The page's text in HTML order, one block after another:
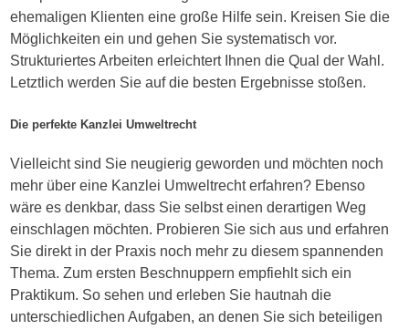
ehemaligen Klienten eine große Hilfe sein. Kreisen Sie die
Möglichkeiten ein und gehen Sie systematisch vor.
Strukturiertes Arbeiten erleichtert Ihnen die Qual der Wahl.
Letztlich werden Sie auf die besten Ergebnisse stoßen.
Die perfekte Kanzlei Umweltrecht
Vielleicht sind Sie neugierig geworden und möchten noch
mehr über eine Kanzlei Umweltrecht erfahren? Ebenso
wäre es denkbar, dass Sie selbst einen derartigen Weg
einschlagen möchten. Probieren Sie sich aus und erfahren
Sie direkt in der Praxis noch mehr zu diesem spannenden
Thema. Zum ersten Beschnuppern empfiehlt sich ein
Praktikum. So sehen und erleben Sie hautnah die
unterschiedlichen Aufgaben, an denen Sie sich beteiligen